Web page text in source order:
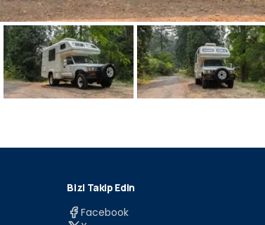
Bizi Takip Edin
Facebook